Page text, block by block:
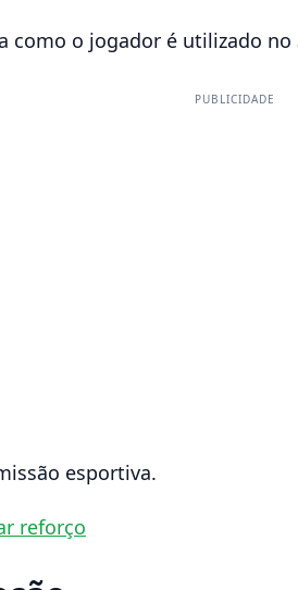
como o jogador é utilizado no
PUBLICIDADE
esportiva.
reforço